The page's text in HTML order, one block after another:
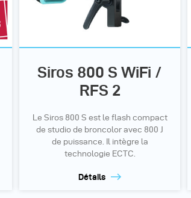
Siros 800 S WiFi /
RFS 2
Le Siros 800 S est le flash compact
de studio de broncolor avec 800 J
de puissance. Il intègre la
technologie ECTC.
Détails